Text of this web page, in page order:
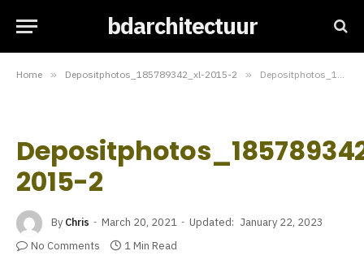
bdarchitectuur
Home » Depositphotos_185789342_xl-2015-2 » Depositphotos_185789342_xl-2015-2
2015-2
By Chris March 20, 2021 Updated: January 22, 2023
No Comments
1 Min Read